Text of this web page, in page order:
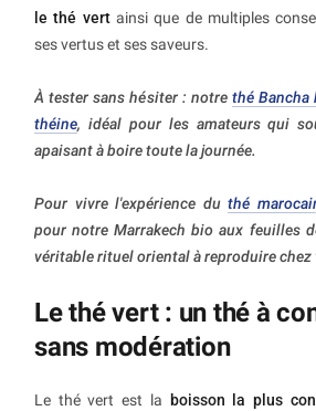
le thé vertainsi que de multiples
ses vertus et ses saveurs.
À tester sans hésiter : notre thé Bancha
théine, idéal pour les amateurs qui
apaisant à boire toute la journée.
Pour vivre l'expérience duthé
pour notre Marrakech bio aux feuilles
véritable rituel oriental à reproduire chez
Le thé vert : un thé à
sans modération
Le thé vert est la boisson la plus